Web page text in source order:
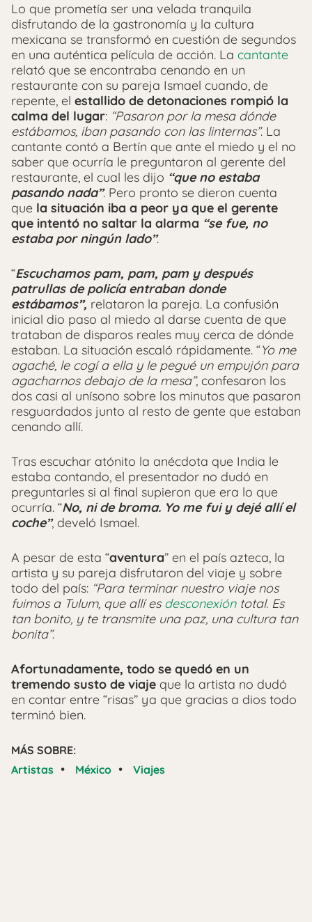
Lo que prometía ser una velada tranquila
disfrutando de la gastronomía y la cultura
mexicana se transformó en cuestión de segundos
en una auténtica película de acción. La cantante
relató que se encontraba cenando en un
restaurante con su pareja Ismael cuando, de
repente, el estallido de detonaciones rompió la
calma del lugar: “Pasaron por la mesa dónde
estábamos, iban pasando con las linternas”. La
cantante contó a Bertín que ante el miedo y el no
saber que ocurría le preguntaron al gerente del
restaurante, el cual les dijo “que no estaba
pasando nada”. Pero pronto se dieron cuenta
que la situación iba a peor ya que el gerente
que intentó no saltar la alarma “se fue, no
estaba por ningún lado”.
“Escuchamos pam, pam, pam y después
patrullas de policía entraban donde
estábamos”, relataron la pareja. La confusión
inicial dio paso al miedo al darse cuenta de que
trataban de disparos reales muy cerca de dónde
estaban. La situación escaló rápidamente. “Yo me
agaché, le cogí a ella y le pegué un empujón para
agacharnos debajo de la mesa”, confesaron los
dos casi al unísono sobre los minutos que pasaron
resguardados junto al resto de gente que estaban
cenando allí.
Tras escuchar atónito la anécdota que India le
estaba contando, el presentador no dudó en
preguntarles si al final supieron que era lo que
ocurría. “No, ni de broma. Yo me fui y dejé allí el
coche”, develó Ismael.
A pesar de esta “aventura” en el país azteca, la
artista y su pareja disfrutaron del viaje y sobre
todo del país: “Para terminar nuestro viaje nos
fuimos a Tulum, que allí esdesconexióntotal. Es
tan bonito, y te transmite una paz, una cultura tan
bonita”.
Afortunadamente, todo se quedó en un
tremendo susto de viaje que la artista no dudó
en contar entre “risas” ya que gracias a dios todo
terminó bien.
MÁS SOBRE:
Artistas • México • Viajes